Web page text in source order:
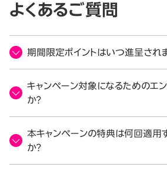
よくあるご質問
期間限定ポイントはいつ進呈され
キャンペーン対象になるためのエ
か？
本キャンペーンの特典は何回適用
か？